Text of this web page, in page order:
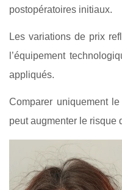
postopératoires initiaux.
Les variations de prix
l’équipement
appliqués.
Comparer uniquement
peut augmenter le risque